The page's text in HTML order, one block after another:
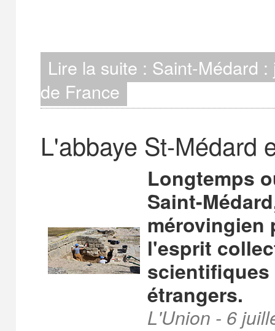
Lire la suite : Saint-Médard
de France
L'abbaye St-Médard
Longtemps
Saint-
mérovingien
l'esprit
étrangers.
L'Union - 6